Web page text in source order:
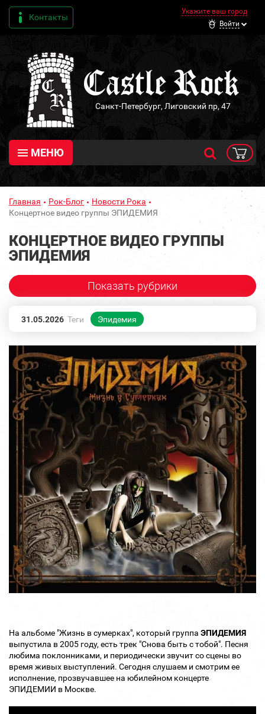
Контакты
Укажите ваш город
Войти
Санкт-Петербург, Лиговский пр, 47
МЕНЮ
Главная Рок-Блог
Новости Рока
Концертное видео группы ЭПИДЕМИЯ
КОНЦЕРТНОЕ ВИДЕО ГРУППЫ
ЭПИДЕМИЯ
Показать рубрики
31.05.2026 Теги Эпидемия
На альбоме "Жизнь в сумерках", который группа ЭПИДЕМИЯ
выпустила в 2005 году, есть трек "Снова быть с тобой". Песня
любима поклонниками, и периодически звучит со сцены во
время живых выступлений. Сегодня слушаем и смотрим ее
исполнение, прозвучавшее на юбилейном концерте
ЭПИДЕМИИ в Москве.